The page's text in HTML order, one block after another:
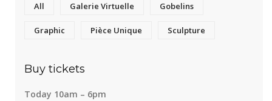
All Galerie Virtuelle Gobelins
Graphic Pièce Unique Sculpture
Buy tickets
Today 10am – 6pm